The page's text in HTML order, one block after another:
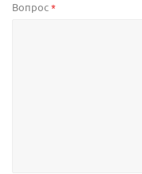
Вопрос*